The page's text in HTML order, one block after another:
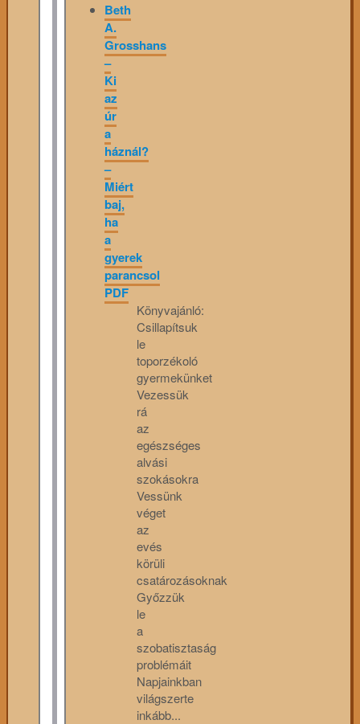
Beth
A.
Grosshans
–
Ki
az
úr
a
háznál?
–
Miért
baj,
ha
a
gyerek
parancsol
PDF
Könyvajánló:
Csillapítsuk
le
toporzékoló
gyermekünket
Vezessük
rá
az
egészséges
alvási
szokásokra
Vessünk
véget
az
evés
körüli
csatározásoknak
Győzzük
le
a
szobatisztaság
problémáit
Napjainkban
világszerte
inkább...